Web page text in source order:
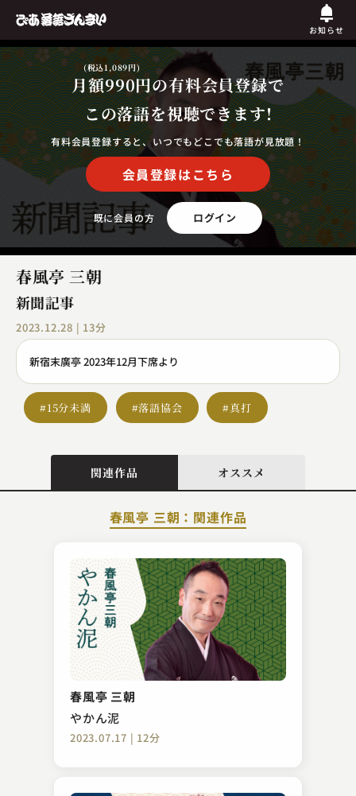
お知らせ
月額990円
(税込1,089円)
の有料会員登録で
この落語を視聴できます!
有料会員登録すると、いつでもどこでも落語が見放題！
会員登録はこちら
既に会員の方 ログイン
春風亭 三朝
新聞記事
2023.12.28 | 13分
新宿末廣亭 2023年12月下席より
#15分未満 #落語協会 #真打
関連作品 オススメ
春風亭 三朝：関連作品
春風亭 三朝
やかん泥
2023.07.17 | 12分
桂 銀治
2024.06.14 | 14分